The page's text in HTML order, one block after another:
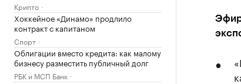
Крипто
Хоккейное «Динамо» продлило
контракт с капитаном
Спорт
Облигации вместо кредита: как малому
бизнесу разместить публичный долг
РБК и МСП Банк
Эфир